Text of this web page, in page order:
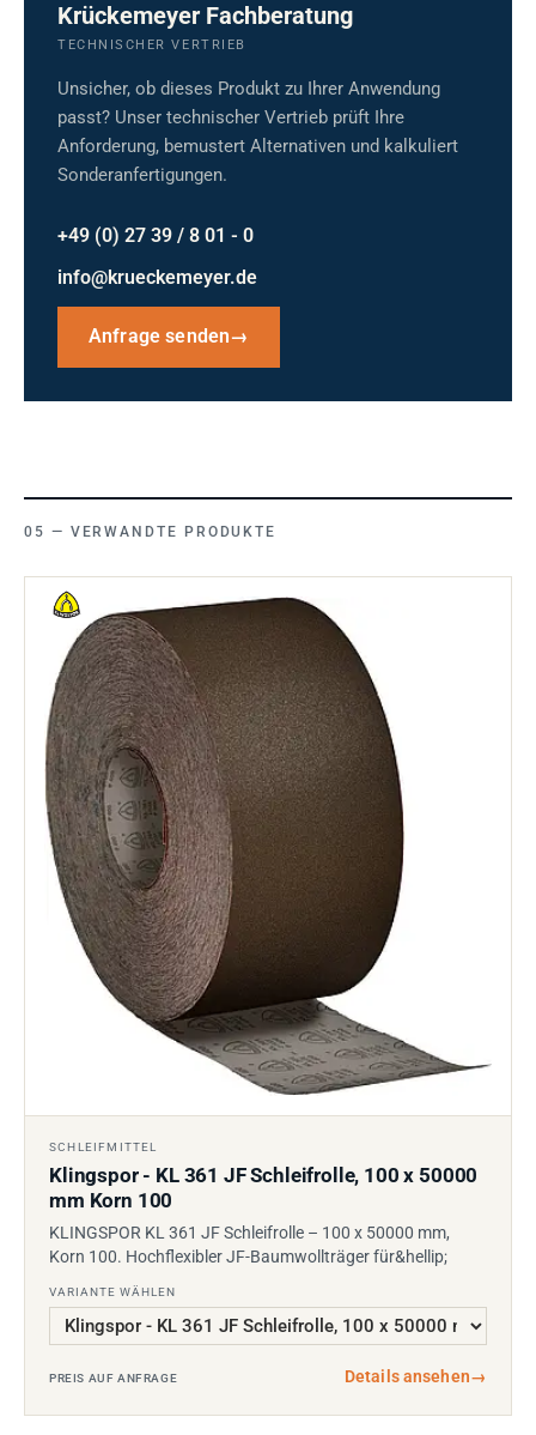
Krückemeyer Fachberatung
TECHNISCHER VERTRIEB
Unsicher, ob dieses Produkt zu Ihrer Anwendung
passt? Unser technischer Vertrieb prüft Ihre
Anforderung, bemustert Alternativen und kalkuliert
Sonderanfertigungen.
+49 (0) 27 39 / 8 01 - 0
info@krueckemeyer.de
Anfrage senden→
VERWANDTE PRODUKTE
SCHLEIFMITTEL
Klingspor - KL 361 JF Schleifrolle, 100 x 50000
mm Korn 100
KLINGSPOR KL 361 JF Schleifrolle – 100 x 50000 mm,
Korn 100. Hochflexibler JF-Baumwollträger für&hellip;
VARIANTE WÄHLEN
PREIS AUF ANFRAGE Details ansehen→